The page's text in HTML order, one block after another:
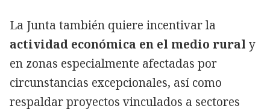
La Junta también quiere incentivar la
actividad económica en el medio rural y
en zonas especialmente afectadas por
circunstancias excepcionales, así como
respaldar proyectos vinculados a sectores